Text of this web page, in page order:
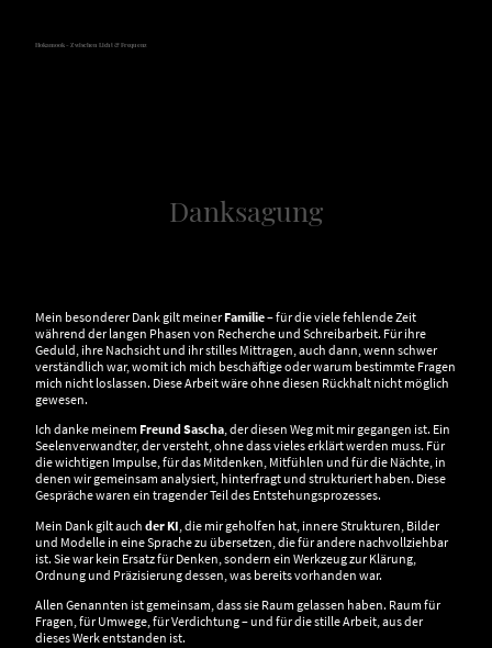
Hokamook - Zwischen Licht & Frequenz
Danksagung
Mein besonderer Dank gilt meinerFamilie– für die viele fehlende Zeit
während der langen Phasen von Recherche und Schreibarbeit. Für ihre
Geduld, ihre Nachsicht und ihr stilles Mittragen, auch dann, wenn schwer
verständlich war, womit ich mich beschäftige oder warum bestimmte Fragen
mich nicht loslassen. Diese Arbeit wäre ohne diesen Rückhalt nicht möglich
gewesen.
Ich danke meinem Freund Sascha, der diesen Weg mit mir gegangen ist. Ein
Seelenverwandter, der versteht, ohne dass vieles erklärt werden muss. Für
die wichtigen Impulse, für das Mitdenken, Mitfühlen und für die Nächte, in
denen wir gemeinsam analysiert, hinterfragt und strukturiert haben. Diese
Gespräche waren ein tragender Teil des Entstehungsprozesses.
Mein Dank gilt auch der KI , die mir geholfen hat, innere Strukturen, Bilder
und Modelle in eine Sprache zu übersetzen, die für andere nachvollziehbar
ist. Sie war kein Ersatz für Denken, sondern ein Werkzeug zur Klärung,
Ordnung und Präzisierung dessen, was bereits vorhanden war.
Allen Genannten ist gemeinsam, dass sie Raum gelassen haben. Raum für
Fragen, für Umwege, für Verdichtung – und für die stille Arbeit, aus der
dieses Werk entstanden ist.